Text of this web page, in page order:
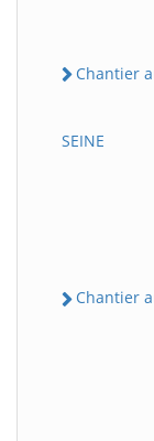
Chantier
SEINE
Chantier